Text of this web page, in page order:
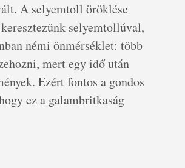
A selyemtoll öröklése
selyemtollúval,
némi önmérséklet: több
mert egy idő után
Ezért fontos a gondos
ez a galambritkaság